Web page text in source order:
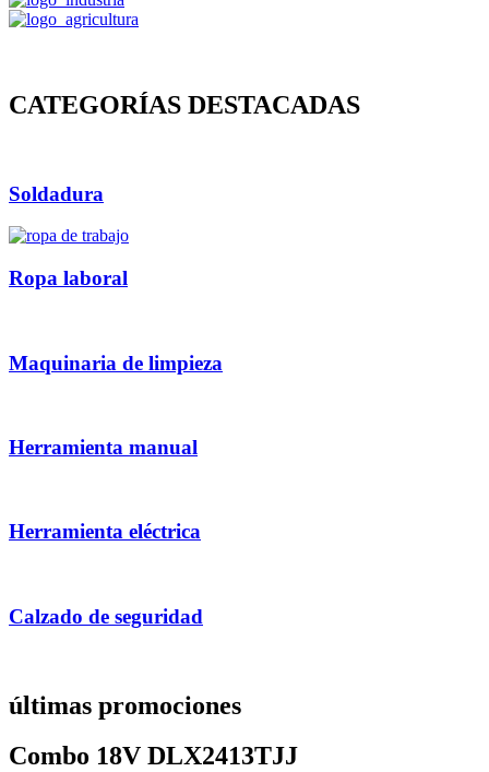
CATEGORÍAS DESTACADAS
Soldadura
Ropa laboral
Maquinaria de limpieza
Herramienta manual
Herramienta eléctrica
Calzado de seguridad
últimas promociones
Combo 18V DLX2413TJJ